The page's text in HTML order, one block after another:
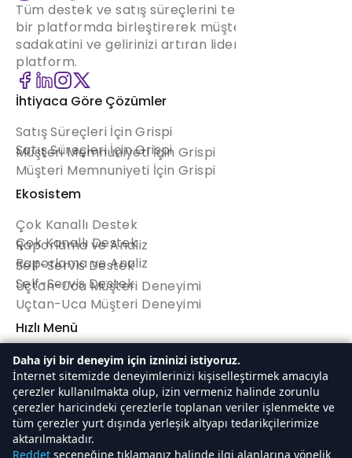
Tüm destek ve satış süreçlerini tek
bir platformda birleştirerek müşteri
sadakatini ve gelirinizi artıran lider
platform.
İhtiyaca Göre Çözümler
Satış Süreçleri İçin Grispi
Satış Süreçleri İçin Grispi
Müşteri Memnuniyeti İçin Grispi
Müşteri Memnuniyeti İçin Grispi
Ekosistem
Çok Kanallı Destek
Çok Kanallı Destek
Raporlama ve Analiz
Raporlama ve Analiz
Self-Servis Destek
Self-Servis Destek
Uçtan-Uca Müşteri Deneyimi
Uçtan-Uca Müşteri Deneyimi
Hızlı Menü
Anasayfa
Anasayfa
Hakkımızda
Hakkımızda
Fiyatlandırma
Fiyatlandırma
Ücretsiz Deneyin
Ücretsiz Deneyin
Daha iyi bir deneyim için izninizi istiyoruz.
İnternet sitemizde deneyimlerinizi kişiselleştirmek amacıyla
çerezler kullanılmakta olup, izin vermeniz halinde zorunlu
çerezler haricindeki çerezlerle toplanan veriler işlenmekte ve
tüm çerezler yurt dışında yerleşik altyapı tedarikçilerimize
aktarılmaktadır.
Reddet seçeneğine tıklamanız halinde ilgi alanlarına yönelik